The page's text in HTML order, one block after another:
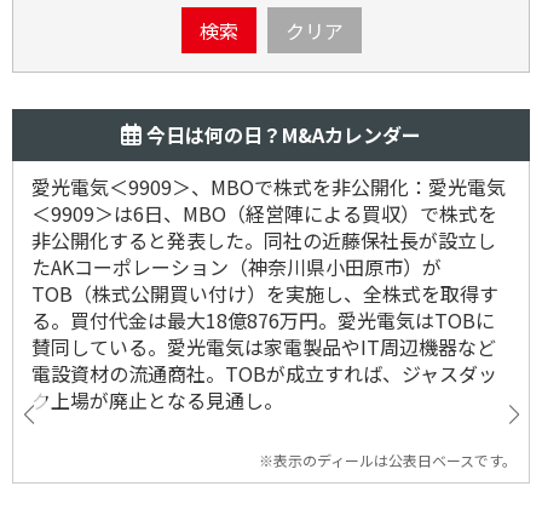
検索 クリア
今日は何の日？M&Aカレンダー
愛光電気＜9909＞、MBOで株式を非公開化：愛光電気
＜9909＞は6日、MBO（経営陣による買収）で株式を
非公開化すると発表した。同社の近藤保社長が設立し
たAKコーポレーション（神奈川県小田原市）が
TOB（株式公開買い付け）を実施し、全株式を取得す
る。買付代金は最大18億876万円。愛光電気はTOBに
賛同している。愛光電気は家電製品やIT周辺機器など
電設資材の流通商社。TOBが成立すれば、ジャスダッ
ク上場が廃止となる見通し。
※表示のディールは公表日ベースです。